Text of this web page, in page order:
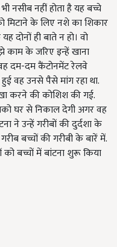
नसीब नहीं होता है यह बच्चे
मिटाने के लिए नशे का शिकार
दोनों ही बाते न हो। वो
के जरिए इन्हें खाना
वह दम-दम कैंटोनमेंट रेलवे
वह उनसे पैसे मांग रहा था.
करने की कोशिश की गई.
घर से निकाल देगी अगर वह
ने उन्हें गरीबों की दुर्दशा के
बच्चों की गरीबी के बारें में.
बच्चों में बांटना शुरू किया